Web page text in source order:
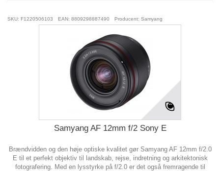
SKU: F1220506103 EAN: 8809298887490 Producent: Samyang
Samyang AF 12mm f/2 Sony E
Brændvidden og den høje optiske kvalitet gør Samyang AF 12mm f/2.0
E til et perfekt objektiv til landskab, rejse, indretning og arkitektonisk
fotografering. Med en lysstyrke på f/2.0 er det også fremragende til